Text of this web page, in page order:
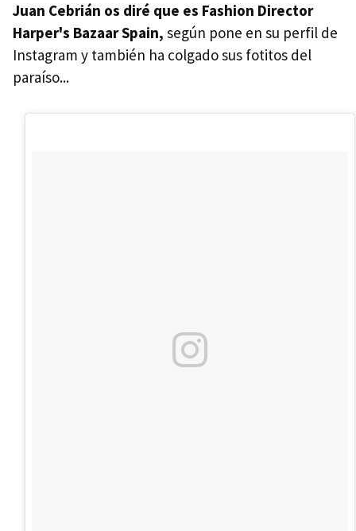
Juan Cebrián os diré que es Fashion Director
Harper's Bazaar Spain, según pone en su perfil de
Instagram y también ha colgado sus fotitos del
paraíso...